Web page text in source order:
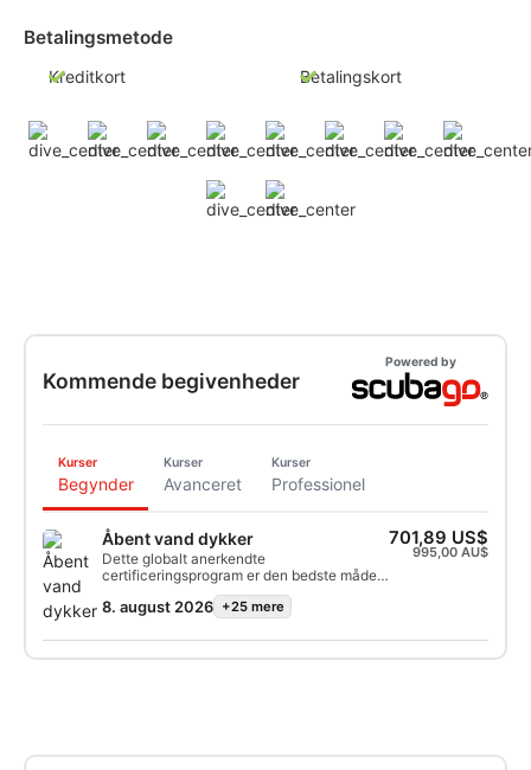
Betalingsmetode
Kreditkort Betalingskort
Kommende begivenheder
Powered by
Kurser
Begynder
Kurser
Avanceret
Kurser
Professionel
Åbent vand dykker
Dette globalt anerkendte
certificeringsprogram er den bedste måde
at begynde dine livslange eventyr som
certificeret dykker. Personlig træning
sikre, at du har de færdigheder og den
erfaring, der kræves for at blive virkelig
8. august 2026 +25 mere
701,89 US$
995,00 AU$